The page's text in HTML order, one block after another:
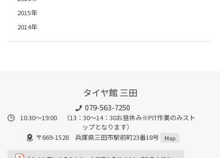
2015年
2014年
タイヤ館 三田
079-563-7250
10:30～19:00 （13：30～14：30お昼休み※PIT作業のみスト
ップとなります）
〒669-1528 兵庫県三田市駅前町23番18号
Map